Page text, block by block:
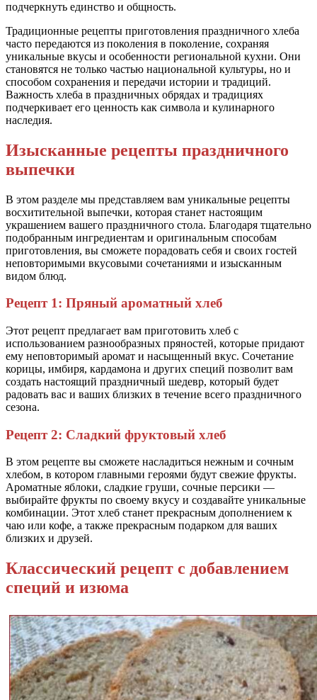
подчеркнуть единство и общность.
Традиционные рецепты приготовления праздничного хлеба
часто передаются из поколения в поколение, сохраняя
уникальные вкусы и особенности региональной кухни. Они
становятся не только частью национальной культуры, но и
способом сохранения и передачи истории и традиций.
Важность хлеба в праздничных обрядах и традициях
подчеркивает его ценность как символа и кулинарного
наследия.
Изысканные рецепты праздничного
выпечки
В этом разделе мы представляем вам уникальные рецепты
восхитительной выпечки, которая станет настоящим
украшением вашего праздничного стола. Благодаря тщательно
подобранным ингредиентам и оригинальным способам
приготовления, вы сможете порадовать себя и своих гостей
неповторимыми вкусовыми сочетаниями и изысканным
видом блюд.
Рецепт 1: Пряный ароматный хлеб
Этот рецепт предлагает вам приготовить хлеб с
использованием разнообразных пряностей, которые придают
ему неповторимый аромат и насыщенный вкус. Сочетание
корицы, имбиря, кардамона и других специй позволит вам
создать настоящий праздничный шедевр, который будет
радовать вас и ваших близких в течение всего праздничного
сезона.
Рецепт 2: Сладкий фруктовый хлеб
В этом рецепте вы сможете насладиться нежным и сочным
хлебом, в котором главными героями будут свежие фрукты.
Ароматные яблоки, сладкие груши, сочные персики —
выбирайте фрукты по своему вкусу и создавайте уникальные
комбинации. Этот хлеб станет прекрасным дополнением к
чаю или кофе, а также прекрасным подарком для ваших
близких и друзей.
Классический рецепт с добавлением
специй и изюма